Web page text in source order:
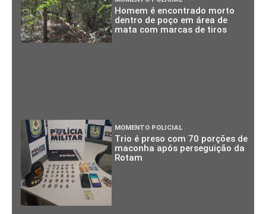
Homem é encontrado morto
dentro de poço em área de
mata com marcas de tiros
MOMENTO POLICIAL
Trio é preso com 70 porções de
maconha após perseguição da
Rotam